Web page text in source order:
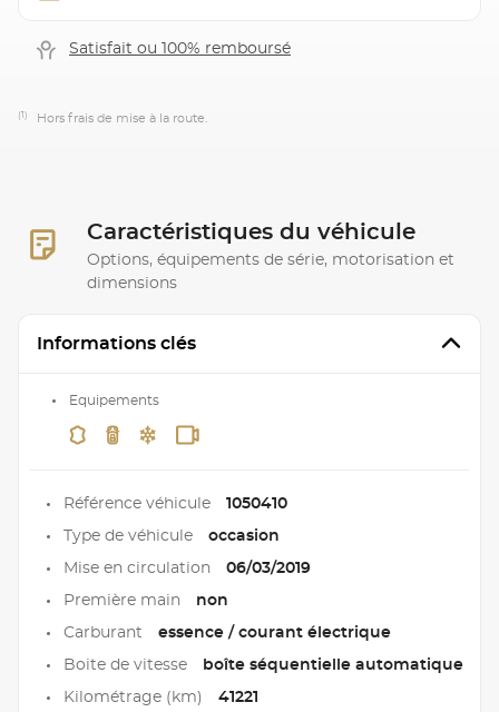
Satisfait ou 100% remboursé
(1) Hors frais de mise à la route.
Caractéristiques du véhicule
Options, équipements de série, motorisation et
dimensions
Informations clés
Equipements
Référence véhicule 1050410
Type de véhicule occasion
Mise en circulation 06/03/2019
Première main non
Carburant essence / courant électrique
Boite de vitesse boîte séquentielle automatique
Kilométrage (km) 41221